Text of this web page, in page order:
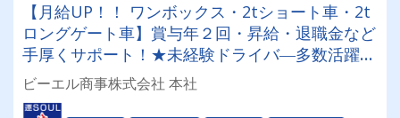
【月給UP！！ ワンボックス・2tショート車・2t
ロングゲート車】賞与年２回・昇給・退職金など
手厚くサポート！★未経験ドライバ―多数活躍中
★40代〜60代ドライバー活躍中！！≪性別・経
験に関係なくイキイキと働ける職場です！≫
ビーエル商事株式会社 本社